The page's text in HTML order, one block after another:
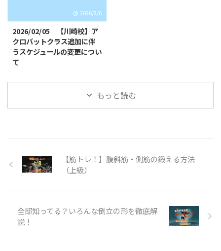
者未経験の方でもスタッフが丁寧
全日本大会出場経験のある先生が
直接指導いたします👨‍🏫 短期集
中クラス概要 日時・日程 日程１
（キッズ体操） ①5月4日
2026/2/6
2026/02/05 【川崎校】ア
クロバットクラス追加に伴
うスケジュールの変更につい
て
だき、誠にありがとうございま
す。 この度、川崎校のクラスを
日曜日（１４：１５〜１５：３
５）↓〈変更後〉アクロバットク
５：３０）〈新規追加クラス〉ア
クロバットクラス ※小学生以上
もっと読む
【筋トレ！】腹斜筋・側筋の鍛える方法
（上級）
全部知ってる？いろんな倒立の形を徹底解
説！